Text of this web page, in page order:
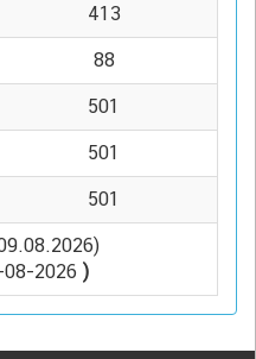
413
88
501
501
501
2026 )